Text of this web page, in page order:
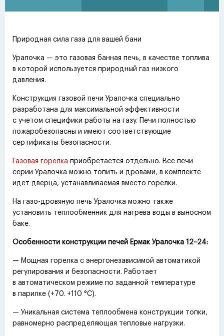
Природная сила газа для вашей бани
Уралочка — это газовая банная печь, в качестве топлива
в которой используется природный газ низкого
давления.
Конструкция газовой печи Уралочка специально
разработана для максимальной эффективности
с учетом специфики работы на газу. Печи полностью
пожаробезопасны и имеют соответствующие
сертификаты безопасности.
Газовая горелка приобретается отдельно. Все печи
серии Уралочка можно топить и дровами, в комплекте
идет дверца, устанавливаемая вместо горелки.
На газо-дровяную печь Уралочка можно также
установить теплообменник для нагрева воды в выносном
баке.
Особенности конструкции печей Ермак Уралочка 12−24:
— Мощная горелка с энергонезависимой автоматикой
регулирования и безопасности. Работает
в автоматическом режиме по заданной температуре
в парилке (+70. +110 °C).
— Уникальная система теплообмена конструкции топки,
равномерно распределяющая тепловые нагрузки.